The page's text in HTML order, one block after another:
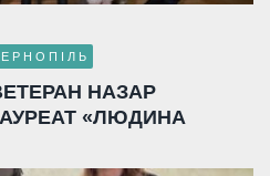
НАЗАР
«ЛЮДИНА